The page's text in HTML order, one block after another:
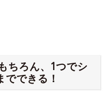
ちろん、1つでシ
でできる！